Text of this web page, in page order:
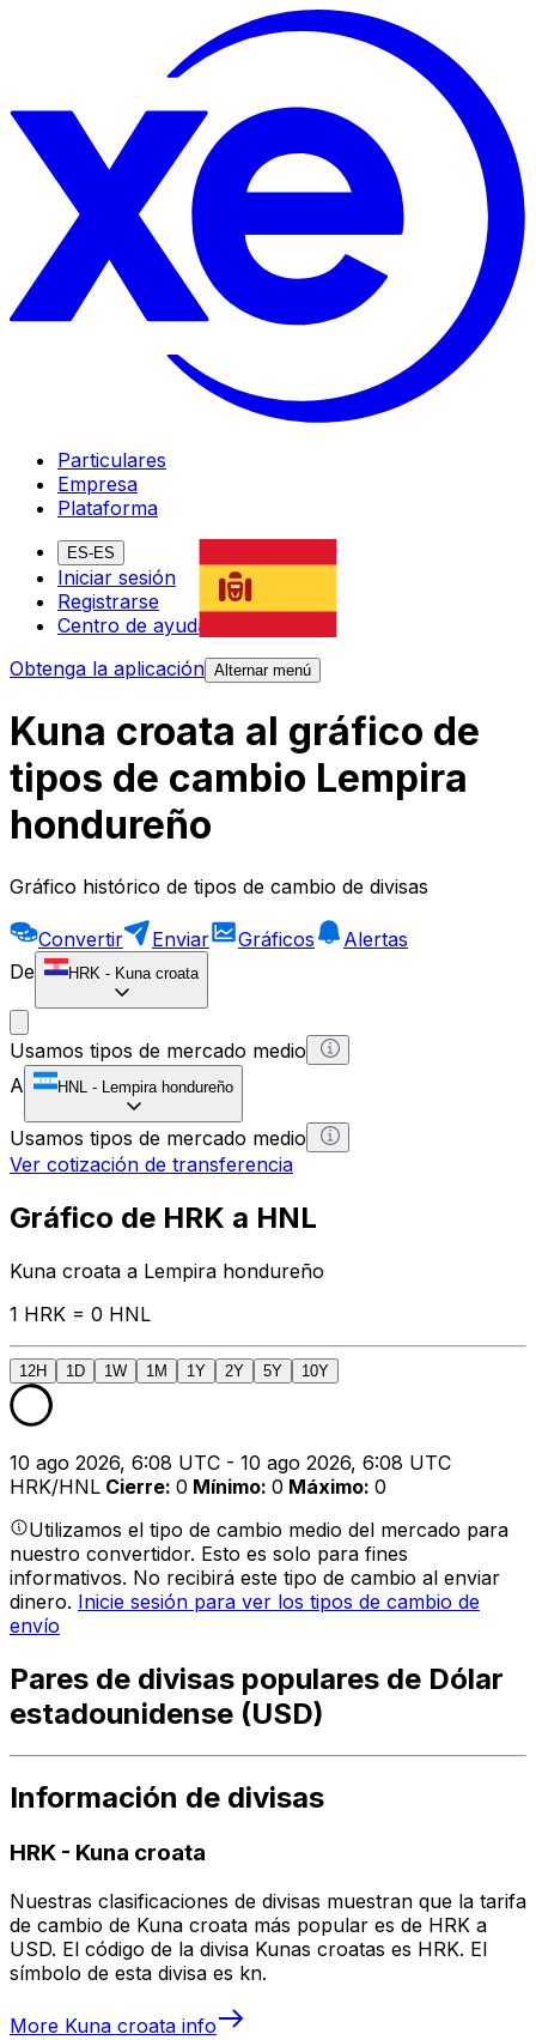
Particulares
Empresa
Plataforma
ES-ES
Iniciar sesión
Registrarse
Centro de ayuda
Obtenga la aplicación Alternar menú
Kuna croata al gráfico de
tipos de cambio Lempira
hondureño
Gráfico histórico de tipos de cambio de divisas
Convertir Enviar Gráficos
Alertas
De
HRK - Kuna croata
Usamos tipos de mercado medio
A
HNL - Lempira hondureño
Usamos tipos de mercado medio
Ver cotización de transferencia
Gráfico de HRK a HNL
Kuna croata a Lempira hondureño
1 HRK = 0 HNL
12H 1D 1W 1M 1Y 2Y 5Y 10Y
10 ago 2026, 6:08 UTC - 10 ago 2026, 6:08 UTC
HRK/HNL Cierre: 0 Mínimo: 0 Máximo: 0
Utilizamos el tipo de cambio medio del mercado para
nuestro convertidor. Esto es solo para fines
informativos. No recibirá este tipo de cambio al enviar
dinero. Inicie sesión para ver los tipos de cambio de
envío
Pares de divisas populares de Dólar
estadounidense (USD)
Información de divisas
HRK - Kuna croata
Nuestras clasificaciones de divisas muestran que la tarifa
de cambio de Kuna croata más popular es de HRK a
USD. El código de la divisa Kunas croatas es HRK. El
símbolo de esta divisa es kn.
More Kuna croata info